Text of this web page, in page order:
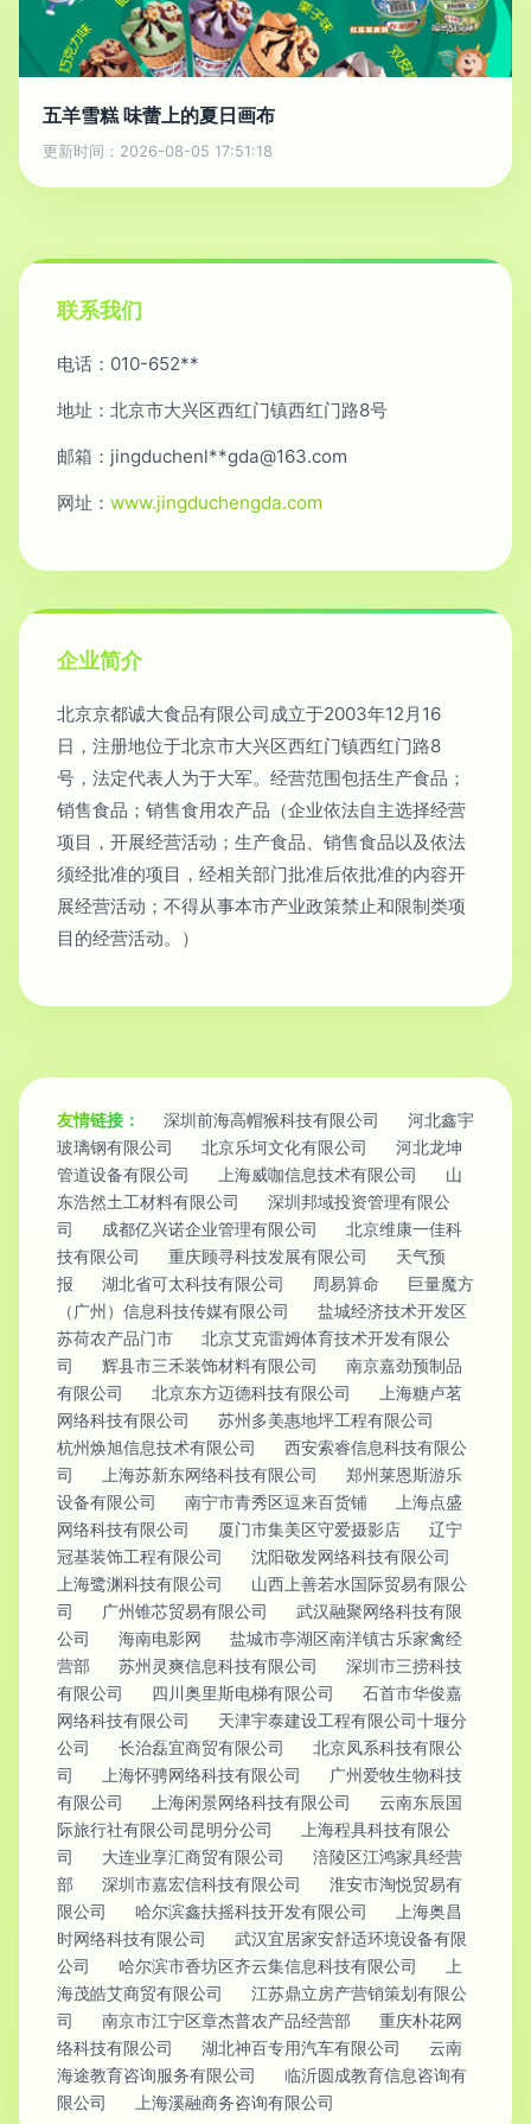
五羊雪糕 味蕾上的夏日画布
更新时间：2026-08-05 17:51:18
联系我们
电话：010-652**
地址：北京市大兴区西红门镇西红门路8号
邮箱：jingduchenl**gda@163.com
网址： www.jingduchengda.com
企业简介
北京京都诚大食品有限公司成立于2003年12月16
日，注册地位于北京市大兴区西红门镇西红门路8
号，法定代表人为于大军。经营范围包括生产食品；
销售食品；销售食用农产品（企业依法自主选择经营
项目，开展经营活动；生产食品、销售食品以及依法
须经批准的项目，经相关部门批准后依批准的内容开
展经营活动；不得从事本市产业政策禁止和限制类项
目的经营活动。）
友情链接： 深圳前海高帽猴科技有限公司
河北鑫宇
玻璃钢有限公司
北京乐坷文化有限公司
河北龙坤
管道设备有限公司
上海威咖信息技术有限公司
山
东浩然土工材料有限公司
深圳邦域投资管理有限公
司
成都亿兴诺企业管理有限公司
北京维康一佳科
技有限公司
重庆顾寻科技发展有限公司
天气预
报
湖北省可太科技有限公司 周易算命
巨量魔方
（广州）信息科技传媒有限公司
盐城经济技术开发区
苏荷农产品门市
北京艾克雷姆体育技术开发有限公
司
辉县市三禾装饰材料有限公司
南京嘉劲预制品
有限公司
北京东方迈德科技有限公司
上海糖卢茗
网络科技有限公司
苏州多美惠地坪工程有限公司
杭州焕旭信息技术有限公司
西安索睿信息科技有限公
司
上海苏新东网络科技有限公司
郑州莱恩斯游乐
设备有限公司
南宁市青秀区逗来百货铺
上海点盛
网络科技有限公司
厦门市集美区守爱摄影店
辽宁
冠基装饰工程有限公司
沈阳敬发网络科技有限公司
上海鹭渊科技有限公司
山西上善若水国际贸易有限公
司
广州锥芯贸易有限公司
武汉融聚网络科技有限
公司
海南电影网
盐城市亭湖区南洋镇古乐家禽经
营部
苏州灵爽信息科技有限公司
深圳市三捞科技
有限公司
四川奥里斯电梯有限公司
石首市华俊嘉
网络科技有限公司
天津宇泰建设工程有限公司十堰分
公司
长治磊宜商贸有限公司
北京凤系科技有限公
司
上海怀骋网络科技有限公司
广州爱牧生物科技
有限公司
上海闲景网络科技有限公司
云南东辰国
际旅行社有限公司昆明分公司
上海程具科技有限公
司
大连业享汇商贸有限公司
涪陵区江鸿家具经营
部
深圳市嘉宏信科技有限公司
淮安市淘悦贸易有
限公司
哈尔滨鑫扶摇科技开发有限公司
上海奥昌
时网络科技有限公司
武汉宜居家安舒适环境设备有限
公司
哈尔滨市香坊区齐云集信息科技有限公司
上
海茂皓艾商贸有限公司
江苏鼎立房产营销策划有限公
司
南京市江宁区章杰普农产品经营部
重庆朴花网
络科技有限公司
湖北神百专用汽车有限公司
云南
海途教育咨询服务有限公司
临沂圆成教育信息咨询有
限公司
上海溪融商务咨询有限公司